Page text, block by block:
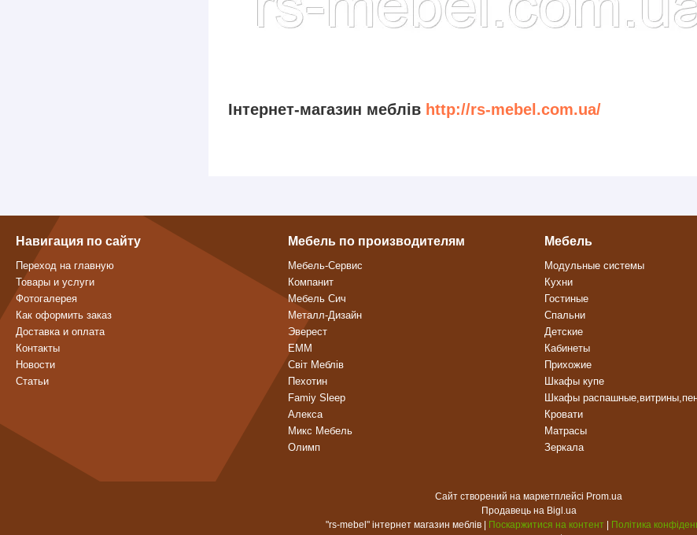
Інтернет-магазин меблів http://rs-mebel.com.ua/
Навигация по сайту
Переход на главную
Товары и услуги
Фотогалерея
Как оформить заказ
Доставка и оплата
Контакты
Новости
Статьи
Мебель по производителям
Мебель-Сервис
Компанит
Мебель Сич
Металл-Дизайн
Эверест
ЕММ
Світ Меблів
Пехотин
Famiy Sleep
Алекса
Микс Мебель
Олимп
Мебель
Модульные системы
Кухни
Гостиные
Спальни
Детские
Кабинеты
Прихожие
Шкафы купе
Шкафы
Кровати
Матрасы
Зеркала
Сайт створений на маркетплейсі Prom.ua
Продавець на Bigl.ua
Поскаржитися на контент
Політика